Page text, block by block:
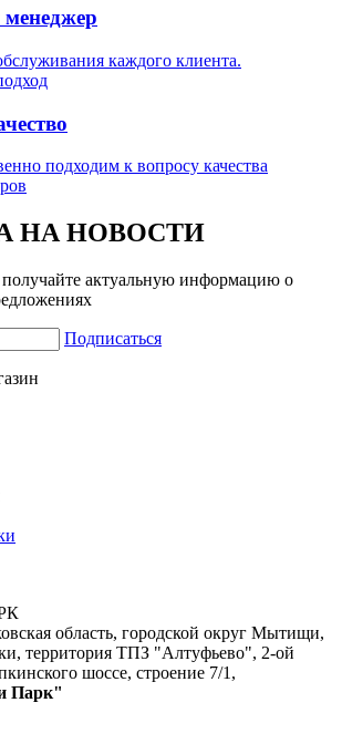
каждого клиента.
подходим к вопросу качества
НА НОВОСТИ
актуальную информацию о
Подписаться
область, городской округ Мытищи,
территория ТПЗ "Алтуфьево", 2-ой
шоссе, строение 7/1,
Парк"